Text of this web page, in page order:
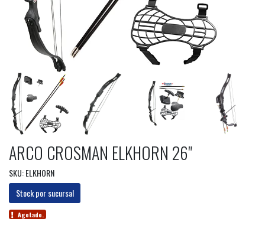
ARCO CROSMAN ELKHORN 26"
SKU: ELKHORN
Stock por sucursal
Agotado.